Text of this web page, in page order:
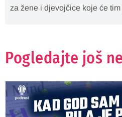
za žene i djevojčice koje će
Pogledajte još